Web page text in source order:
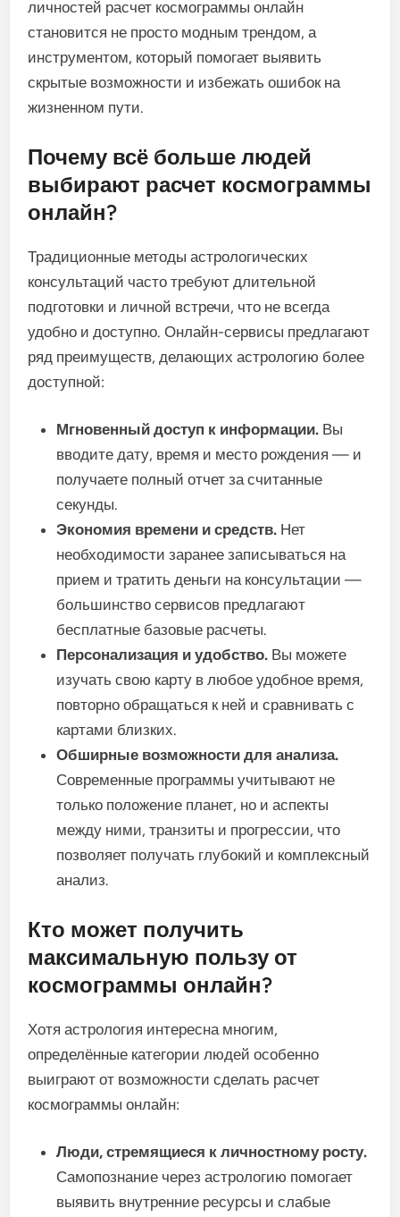
личностей расчет космограммы онлайн
становится не просто модным трендом, а
инструментом, который помогает выявить
скрытые возможности и избежать ошибок на
жизненном пути.
Почему всё больше людей
выбирают расчет космограммы
онлайн?
Традиционные методы астрологических
консультаций часто требуют длительной
подготовки и личной встречи, что не всегда
удобно и доступно. Онлайн-сервисы предлагают
ряд преимуществ, делающих астрологию более
доступной:
Мгновенный доступ к информации. Вы
вводите дату, время и место рождения — и
получаете полный отчет за считанные
секунды.
Экономия времени и средств. Нет
необходимости заранее записываться на
прием и тратить деньги на консультации —
большинство сервисов предлагают
бесплатные базовые расчеты.
Персонализация и удобство. Вы можете
изучать свою карту в любое удобное время,
повторно обращаться к ней и сравнивать с
картами близких.
Обширные возможности для анализа.
Современные программы учитывают не
только положение планет, но и аспекты
между ними, транзиты и прогрессии, что
позволяет получать глубокий и комплексный
анализ.
Кто может получить
максимальную пользу от
космограммы онлайн?
Хотя астрология интересна многим,
определённые категории людей особенно
выиграют от возможности сделать расчет
космограммы онлайн:
Люди, стремящиеся к личностному росту.
Самопознание через астрологию помогает
выявить внутренние ресурсы и слабые